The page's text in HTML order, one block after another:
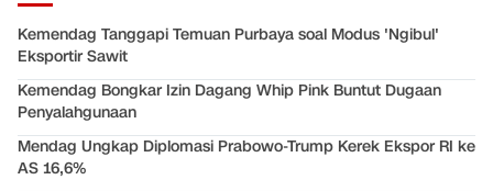
Kemendag Tanggapi Temuan Purbaya soal Modus 'Ngibul'
Eksportir Sawit
Kemendag Bongkar Izin Dagang Whip Pink Buntut Dugaan
Penyalahgunaan
Mendag Ungkap Diplomasi Prabowo-Trump Kerek Ekspor RI ke
AS 16,6%